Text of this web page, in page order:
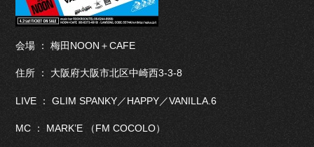
会場 ： 梅田NOON＋CAFE
住所 ： 大阪府大阪市北区中崎西3-3-8
LIVE ： GLIM SPANKY／HAPPY／VANILLA.6
MC ： MARK’E （FM COCOLO）